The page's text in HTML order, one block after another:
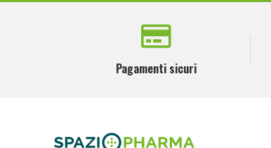
Pagamenti sicuri